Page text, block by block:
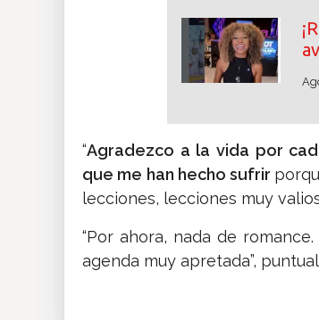
“Agradezco a la vida por
que me han hecho sufrir
lecciones, lecciones muy
“Por ahora, nada de
agenda muy apretada”,